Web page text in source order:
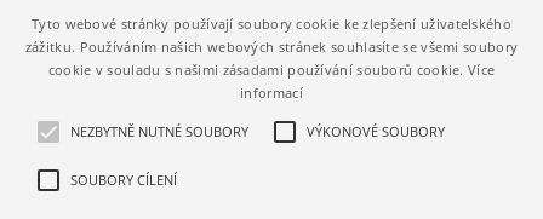
http://www.fix.cz/pytle- LDPE a HDPE pytle a sáčky
http://www.melanz.cz/- Výroba a prodej vaječné melanže
Výhradně zastupujeme a distribuujeme následující značky
http://www.jihoceska-vejce.cz
http://www.bio-vejce.cz
http://www.volny-vybeh.cz
http://www.pardubicka-vejce.cz
Tyto webové stránky používají soubory cookie ke zlepšení uživatelského
zážitku. Používáním našich webových stránek souhlasíte se všemi soubory
cookie v souladu s našimi zásadami používání souborů cookie.Více
informací
NEZBYTNĚ NUTNÉ SOUBORY VÝKONOVÉ SOUBORY
SOUBORY CÍLENÍ